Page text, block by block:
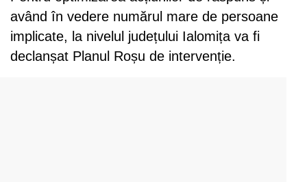
având în vedere numărul mare de persoane
implicate, la nivelul județului Ialomița va fi
declanșat Planul Roșu de intervenție.